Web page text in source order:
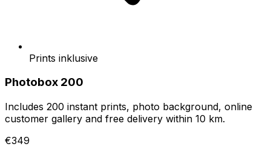
Prints inklusive
Photobox 200
Includes 200 instant prints, photo background, online
customer gallery and free delivery within 10 km.
€349